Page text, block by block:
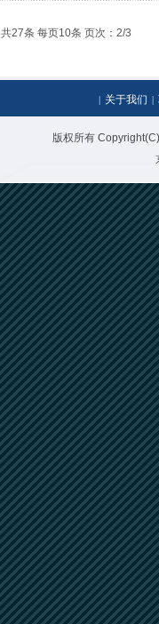
共27条 每页10条 页次：2/3
| 关于我们 |
版权所有